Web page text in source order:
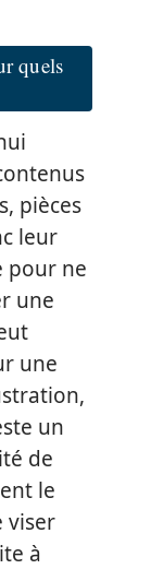
quels
pièces
leur
pour ne
une
une
un
de
le
viser
à